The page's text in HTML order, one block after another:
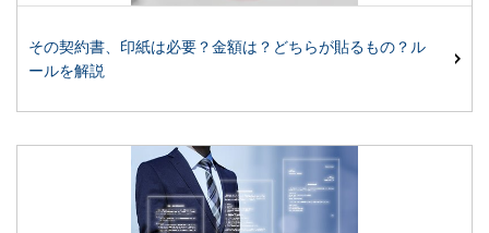
その契約書、印紙は必要？金額は？どちらが貼るもの？ル
ールを解説